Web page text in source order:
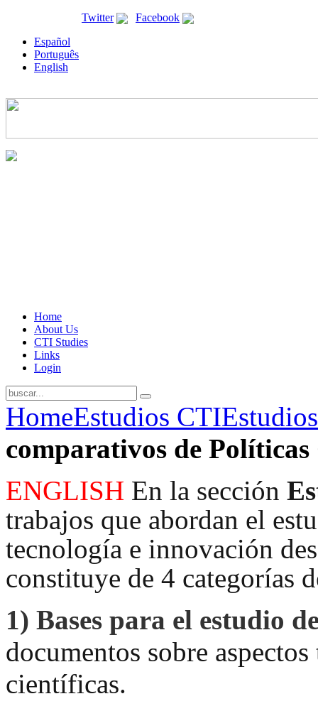
Twitter Facebook
Español
Português
English
Home
About Us
CTI Studies
Links
Login
HomeEstudios CTI
comparativos de
ENGLISH En la sección
trabajos que abordan el
tecnología e innovación
constituye de 4 categorías
1) Bases para el estudio
documentos sobre
científicas.